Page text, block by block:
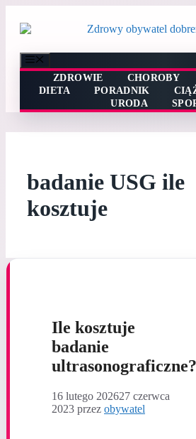
treści
ZDROWIE
CHOROBY
DIETA
PORADNIK
URODA
badanie USG ile
kosztuje
Ile kosztuje
badanie
ultrasonograficzne?
16 lutego 202627 czerwca
2023 przez obywatel